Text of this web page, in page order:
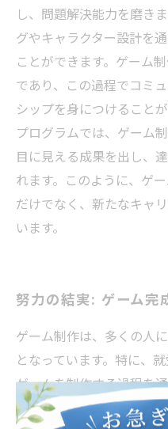
し、問題解決能力を磨き
グやキャラクター設計を
ことができます。ゲーム
であり、この過程でコミ
シップを身につけること
プログラムでは、ゲーム
目に見える成果を出し、
れます。このように、ゲ
だけでなく、新たなキャ
います。
努力の結実: ゲーム完
ゲーム制作は、多くの人
となっています。特に、
ゲームを制作する過程を
己肯定感を高めることが